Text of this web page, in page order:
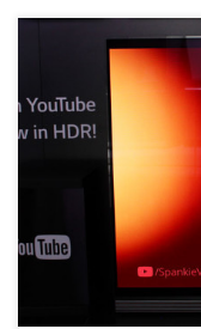
Компания впервые
ролики в HDR, в январе
реальностью. На
наслаждаться HDR
телевизорах Samsung.
шагом добавляет
форматов, включая […]